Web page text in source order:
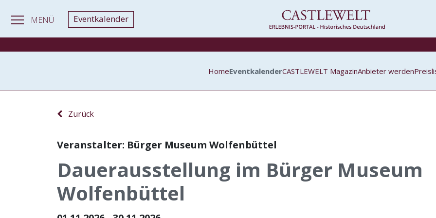
MENÜ Eventkalender
HomeEventkalenderCASTLEWELT MagazinAnbieter werden
Zurück
Veranstalter: Bürger Museum Wolfenbüttel
Dauerausstellung im Bürger Museum
Wolfenbüttel